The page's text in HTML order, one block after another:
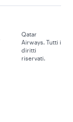
Qatar
Airways. Tutti i
diritti
riservati.